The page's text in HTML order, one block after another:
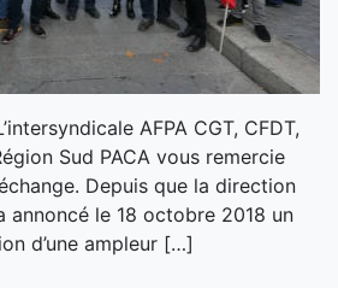
AFPA CGT, CFDT,
Sud PACA vous remercie
Depuis que la direction
annoncé le 18 octobre 2018 un
d’une ampleur […]